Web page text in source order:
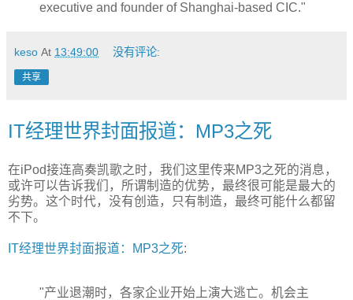
executive and founder of Shanghai-based CIC."
keso At 13:49:00 没有评论:
共享
IT经理世界封面报道：MP3之死
在iPod接连高奏凯歌之时，我们这里传来MP3之死的消息，
或许可以告诉我们，所谓制造的优势，最终很可能是最大的
劣势。这个时代，没有创造，只有制造，最终可能什么都留
不下。
IT经理世界封面报道：MP3之死:
"产业退潮时，各家企业开始上演大逃亡。机会主